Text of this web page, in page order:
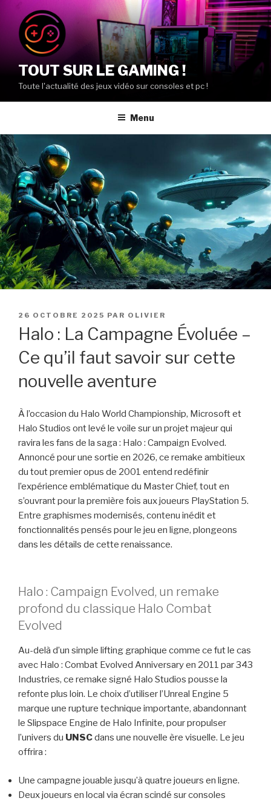
contenu
principal
TOUT SUR LE GAMING !
Toute l'actualité des jeux vidéo sur consoles et pc !
Menu
PUBLIÉ
26 OCTOBRE 2025 PAR OLIVIER
Halo : La Campagne Évoluée –
Ce qu’il faut savoir sur cette
nouvelle aventure
À l’occasion du Halo World Championship, Microsoft et
Halo Studios ont levé le voile sur un projet majeur qui
ravira les fans de la saga : Halo : Campaign Evolved.
Annoncé pour une sortie en 2026, ce remake ambitieux
du tout premier opus de 2001 entend redéfinir
l’expérience emblématique du Master Chief, tout en
s’ouvrant pour la première fois aux joueurs PlayStation 5.
Entre graphismes modernisés, contenu inédit et
fonctionnalités pensés pour le jeu en ligne, plongeons
dans les détails de cette renaissance.
Halo : Campaign Evolved, un remake
profond du classique Halo Combat
Evolved
Au-delà d’un simple lifting graphique comme ce fut le cas
avec Halo : Combat Evolved Anniversary en 2011 par 343
Industries, ce remake signé Halo Studios pousse la
refonte plus loin. Le choix d’utiliser l’Unreal Engine 5
marque une rupture technique importante, abandonnant
le Slipspace Engine de Halo Infinite, pour propulser
l’univers du UNSCdans une nouvelle ère visuelle. Le jeu
offrira :
Une campagne jouable jusqu’à quatre joueurs en ligne.
Deux joueurs en local via écran scindé sur consoles